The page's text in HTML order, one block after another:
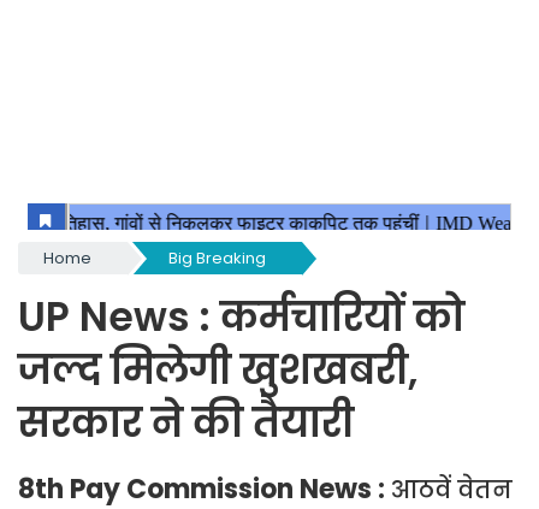
Home Big Breaking
UP News : कर्मचारियों को
जल्द मिलेगी खुशखबरी,
सरकार ने की तैयारी
8th Pay Commission News : आठवें वेतन